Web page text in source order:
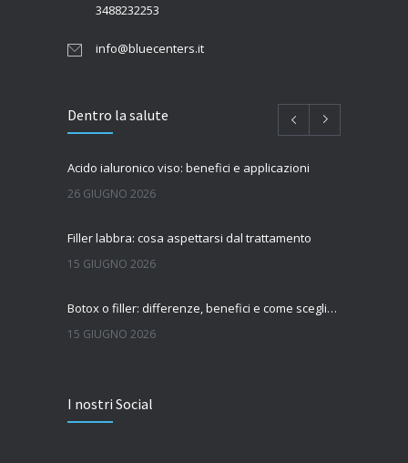
3488232253
info@bluecenters.it
Dentro la salute
Acido ialuronico viso: benefici e applicazioni
26 GIUGNO 2026
Filler labbra: cosa aspettarsi dal trattamento
15 GIUGNO 2026
Botox o filler: differenze, benefici e come scegliere il trattamento più adatto
15 GIUGNO 2026
7 GIUGNO 2026
I nostri Social